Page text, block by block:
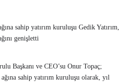
sahip yatırım kuruluşu Gedik Yatırım,
genişletti
Başkanı ve CEO’su Onur Topaç;
sahip yatırım kuruluşu olarak, yıl